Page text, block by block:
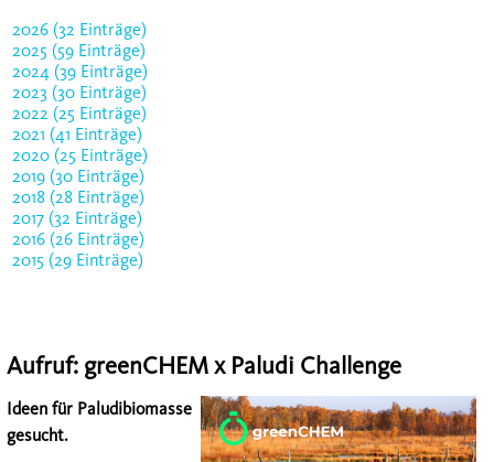
2026 (32 Einträge)
2025 (59 Einträge)
2024 (39 Einträge)
2023 (30 Einträge)
2022 (25 Einträge)
2021 (41 Einträge)
2020 (25 Einträge)
2019 (30 Einträge)
2018 (28 Einträge)
2017 (32 Einträge)
2016 (26 Einträge)
2015 (29 Einträge)
Aufruf: greenCHEM x Paludi Challenge
Ideen für Paludibiomasse
gesucht.